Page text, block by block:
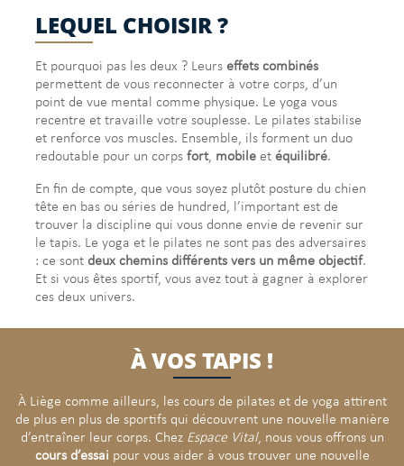
LEQUEL CHOISIR ?
Et pourquoi pas les deux ? Leurs effets combinés
permettent de vous reconnecter à votre corps, d’un
point de vue mental comme physique. Le yoga vous
recentre et travaille votre souplesse. Le pilates stabilise
et renforce vos muscles. Ensemble, ils forment un duo
redoutable pour un corps fort, mobile et équilibré.
En fin de compte, que vous soyez plutôt posture du chien
tête en bas ou séries de hundred, l’important est de
trouver la discipline qui vous donne envie de revenir sur
le tapis. Le yoga et le pilates ne sont pas des adversaires
: ce sont deux chemins différents vers un même objectif.
Et si vous êtes sportif, vous avez tout à gagner à explorer
ces deux univers.
À VOS TAPIS !
À Liège comme ailleurs, les cours de pilates et de yoga attirent
de plus en plus de sportifs qui découvrent une nouvelle manière
d’entraîner leur corps. Chez Espace Vital, nous vous offrons un
cours d’essai pour vous aider à vous trouver une nouvelle